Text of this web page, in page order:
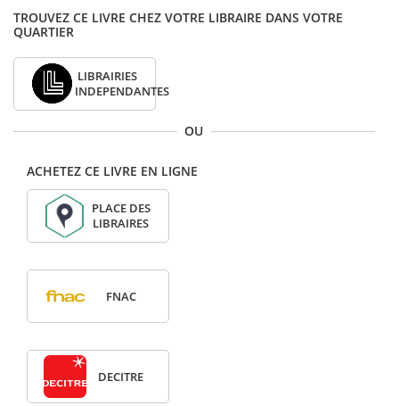
TROUVEZ CE LIVRE CHEZ VOTRE LIBRAIRE DANS VOTRE
QUARTIER
LIBRAIRIES
INDEPENDANTES
OU
ACHETEZ CE LIVRE EN LIGNE
PLACE DES
LIBRAIRES
FNAC
DECITRE